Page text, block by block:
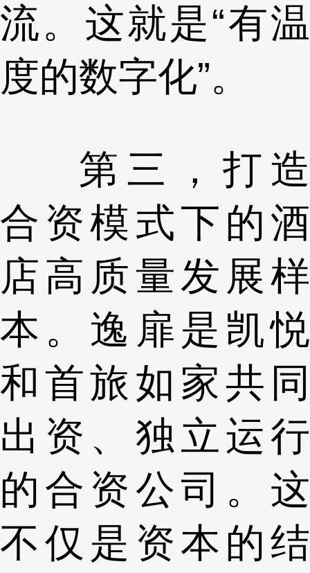
流。这就是“有温
度的数字化”。
第三，打造
合资模式下的酒
店高质量发展样
本。逸扉是凯悦
和首旅如家共同
出资、独立运行
的合资公司。这
不仅是资本的结